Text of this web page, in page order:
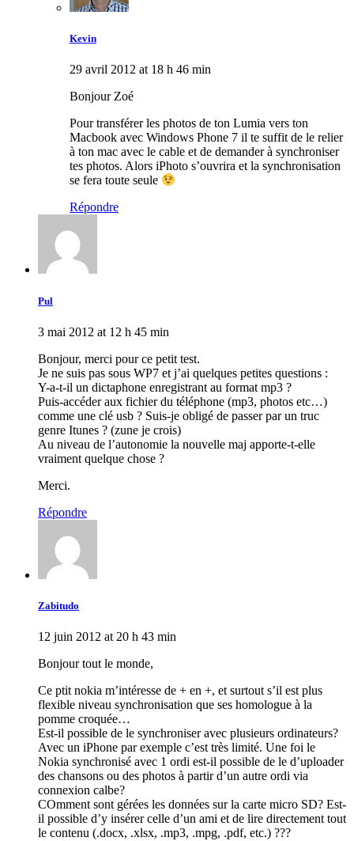
Kevin
29 avril 2012 at 18 h 46 min
Bonjour Zoé
Pour transférer les photos de ton Lumia vers ton
Macbook avec Windows Phone 7 il te suffit de le relier
à ton mac avec le cable et de demander à synchroniser
tes photos. Alors iPhoto s’ouvrira et la synchronisation
se fera toute seule
Répondre
Pul
3 mai 2012 at 12 h 45 min
Bonjour, merci pour ce petit test.
Je ne suis pas sous WP7 et j’ai quelques petites questions :
Y-a-t-il un dictaphone enregistrant au format mp3 ?
Puis-accéder aux fichier du téléphone (mp3, photos etc…)
comme une clé usb ? Suis-je obligé de passer par un truc
genre Itunes ? (zune je crois)
Au niveau de l’autonomie la nouvelle maj apporte-t-elle
vraiment quelque chose ?
Merci.
Répondre
Zabitudo
12 juin 2012 at 20 h 43 min
Bonjour tout le monde,
Ce ptit nokia m’intéresse de + en +, et surtout s’il est plus
flexible niveau synchronisation que ses homologue à la
pomme croquée…
Est-il possible de le synchroniser avec plusieurs ordinateurs?
Avec un iPhone par exemple c’est très limité. Une foi le
Nokia synchronisé avec 1 ordi est-il possible de le d’uploader
des chansons ou des photos à partir d’un autre ordi via
connexion calbe?
COmment sont gérées les données sur la carte micro SD? Est-
il possible d’y insérer celle d’un ami et de lire directement tout
le contenu (.docx, .xlsx, .mp3, .mpg, .pdf, etc.) ???